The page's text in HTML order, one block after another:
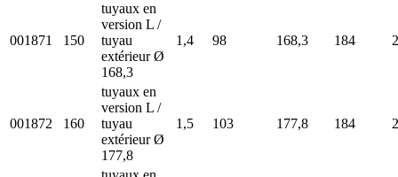
001871 150
tuyaux en
version L /
tuyau
extérieur Ø
168,3
1,4 98 168,3 184
001872 160
tuyaux en
version L /
tuyau
extérieur Ø
177,8
1,5 103 177,8 184